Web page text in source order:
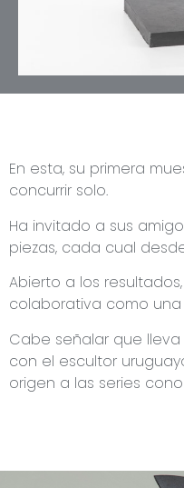
En esta, su primera
concurrir solo.
Ha invitado a sus
piezas, cada cual
Abierto a los
colaborativa como
Cabe señalar que
con el escultor
origen a las series